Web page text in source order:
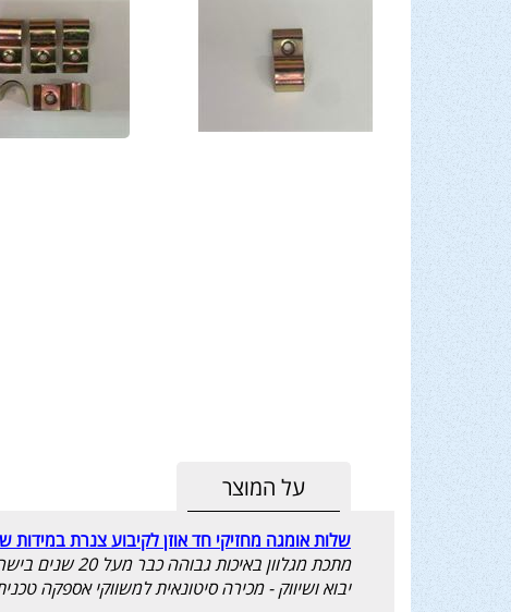
על המוצר
שלות אומגה מחזיקי חד אוזן לקיבוע צנרת במידות
מתכת מגלוון באיכות גבוהה כבר מעל 20 שנים בישראל, מתאים לקיבוע צנרת פלדה, נחושת, פלסטיק וכד'.
יבוא ושיווק - מכירה סיטונאית למשווקי אספקה